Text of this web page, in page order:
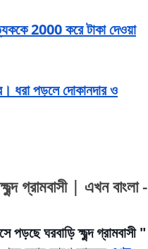
2000 করে টাকা দেওয়া
ধরা পড়লে দোকানদার ও
গ্রামবাসী | এখন বাংলা -
ঘরবাড়ি ক্ষুব্দ গ্রামবাসী "